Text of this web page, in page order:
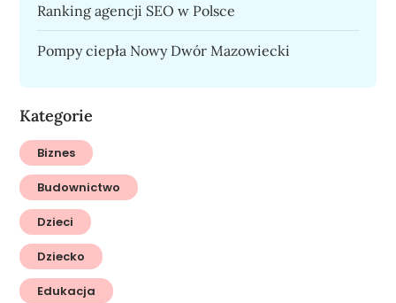
Ranking agencji SEO w Polsce
Pompy ciepła Nowy Dwór Mazowiecki
Kategorie
Biznes
Budownictwo
Dzieci
Dziecko
Edukacja